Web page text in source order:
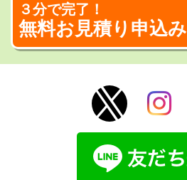
３分で完了！
無料お見積り申込み